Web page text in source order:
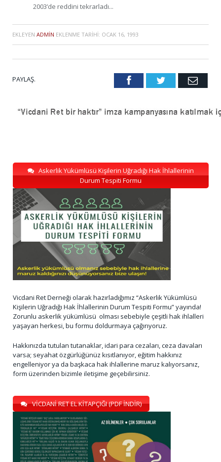
2003’de reddini tekrarladı...
EKLEYEN ADMIN EKLENME TARIHI: OCAK 16, 1993
PAYLAŞ. FacebookTwitter Email
Askerlik Yükümlüsü Kişilerin Uğradığı Hak İhlallerinin
Durum Tespiti Formu
Vicdani Ret Derneği olarak hazırladığımız “Askerlik Yükümlüsü
Kişilerin Uğradığı Hak İhlallerinin Durum Tespiti Formu” yayında!
Zorunlu askerlik yükümlüsü olması sebebiyle çeşitli hak ihlalleri
yaşayan herkesi, bu formu doldurmaya çağırıyoruz.
Hakkınızda tutulan tutanaklar, idari para cezaları, ceza davaları
varsa; seyahat özgürlüğünüz kısıtlanıyor, eğitim hakkınız
engelleniyor ya da başkaca hak ihlallerine maruz kalıyorsanız,
form üzerinden bizimle iletişime geçebilirsiniz.
VİCDANİ RET EL KİTAPÇIĞI (PDF İNDİR)